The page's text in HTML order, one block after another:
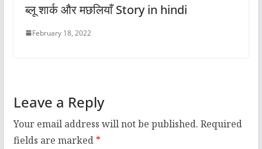
ब्लू शार्क और मछलियाँ Story in hindi
February 18, 2022
Leave a Reply
Your email address will not be published. Required
fields are marked *